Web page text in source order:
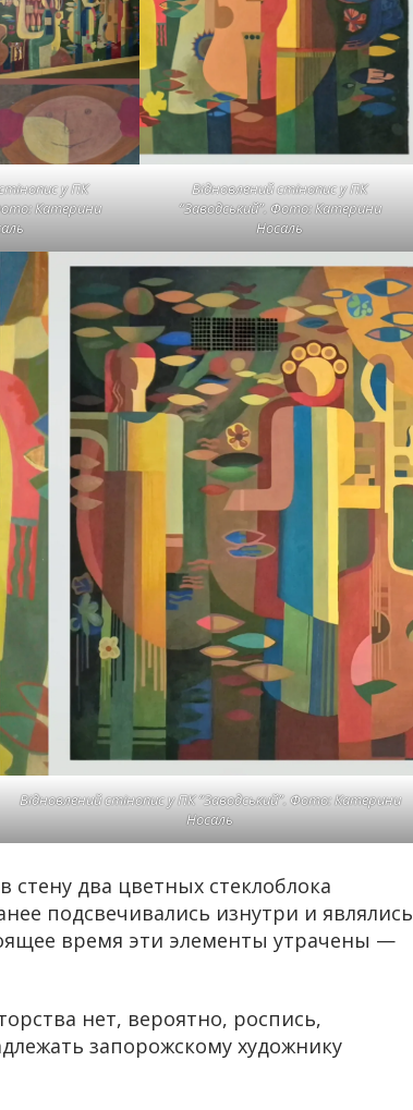
у ПК
Катерини
Відновлений стінопис у ПК
“Заводський”. Фото: Катерини
Носаль
Відновлений стінопис у ПК “Заводський”. Фото: Катерини
Носаль
два цветных стеклоблока
подсвечивались изнутри и являлись
время эти элементы утрачены —
нет, вероятно, роспись,
запорожскому художнику